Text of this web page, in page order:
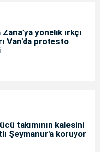
Zana’ya yönelik ırkçı
Van'da protesto
takımının kalesini
Şeymanur'a koruyor